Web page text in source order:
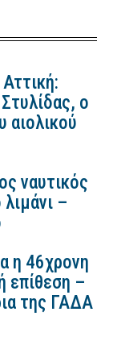
ο
αιολικού
ναυτικός
–
η 46χρονη
επίθεση –
της ΓΑΔΑ